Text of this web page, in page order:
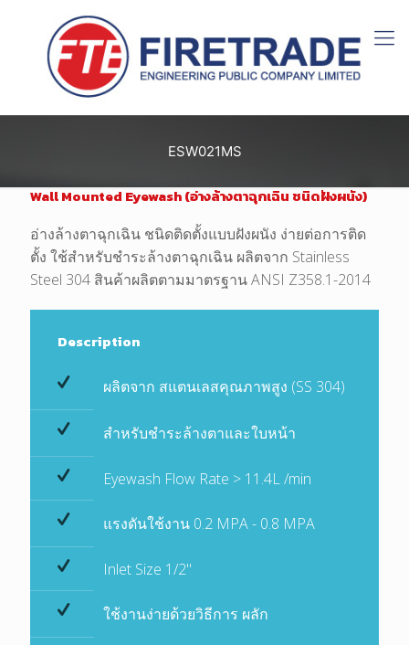
ESW021MS
Wall Mounted Eyewash (อ่างล้างตาฉุกเฉิน ชนิดฝังผนัง)
อ่างล้างตาฉุกเฉิน ชนิดติดตั้งแบบฝังผนัง ง่ายต่อการติด
ตั้ง ใช้สำหรับชำระล้างตาฉุกเฉิน ผลิตจาก Stainless
Steel 304 สินค้าผลิตตามมาตรฐาน ANSI Z358.1-2014
Description
ผลิตจาก สแตนเลสคุณภาพสูง (SS 304)
สำหรับชำระล้างตาและใบหน้า
Eyewash Flow Rate > 11.4L /min
แรงดันใช้งาน 0.2 MPA - 0.8 MPA
Inlet Size 1/2"
ใช้งานง่ายด้วยวิธีการ ผลัก